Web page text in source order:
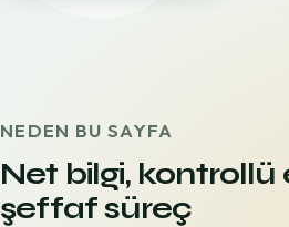
NEDEN BU SAYFA
Net bilgi, kontrollü
şeffaf süreç